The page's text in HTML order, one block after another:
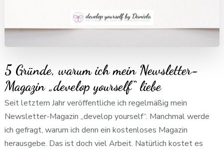
5 Gründe, warum ich mein Newsletter-
Magazin „develop yourself“ liebe
Seit letztem Jahr veröffentliche ich regelmäßig mein
Newsletter-Magazin „develop yourself“. Manchmal werde
ich gefragt, warum ich denn ein kostenloses Magazin
herausgebe. Das ist doch viel Arbeit. Natürlich kostet es